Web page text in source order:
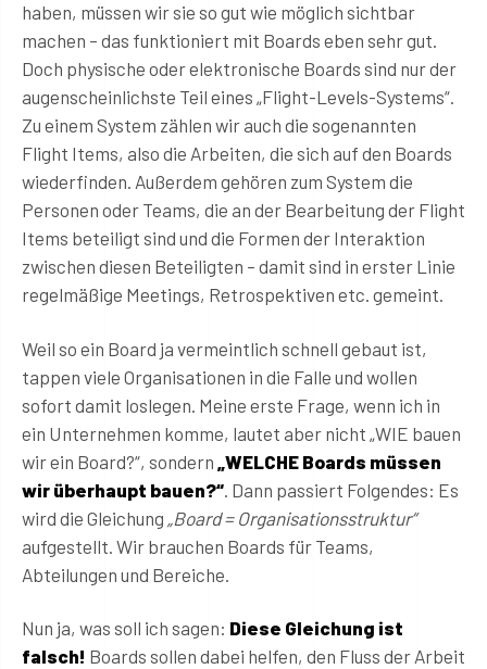
haben, müssen wir sie so gut wie möglich sichtbar
machen – das funktioniert mit Boards eben sehr gut.
Doch physische oder elektronische Boards sind nur der
augenscheinlichste Teil eines „Flight-Levels-Systems“.
Zu einem System zählen wir auch die sogenannten
Flight Items, also die Arbeiten, die sich auf den Boards
wiederfinden. Außerdem gehören zum System die
Personen oder Teams, die an der Bearbeitung der Flight
Items beteiligt sind und die Formen der Interaktion
zwischen diesen Beteiligten – damit sind in erster Linie
regelmäßige Meetings, Retrospektiven etc. gemeint.
Weil so ein Board ja vermeintlich schnell gebaut ist,
tappen viele Organisationen in die Falle und wollen
sofort damit loslegen. Meine erste Frage, wenn ich in
ein Unternehmen komme, lautet aber nicht „WIE bauen
wir ein Board?“, sondern „WELCHE Boards müssen
wir überhaupt bauen?“ . Dann passiert Folgendes: Es
wird die Gleichung „Board = Organisationsstruktur“
aufgestellt. Wir brauchen Boards für Teams,
Abteilungen und Bereiche.
Nun ja, was soll ich sagen: Diese Gleichung ist
falsch! Boards sollen dabei helfen, den Fluss der Arbeit